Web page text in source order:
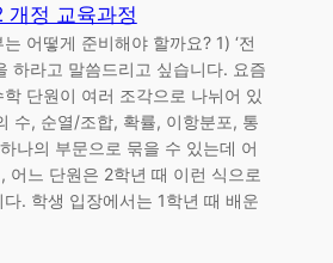
개정 교육과정
어떻게 준비해야 할까요? 1) ‘전
하라고 말씀드리고 싶습니다. 요즘
단원이 여러 조각으로 나뉘어 있
수, 순열/조합, 확률, 이항분포, 통
하나의 부문으로 묶을 수 있는데 어
어느 단원은 2학년 때 이런 식으로
. 학생 입장에서는 1학년 때 배운